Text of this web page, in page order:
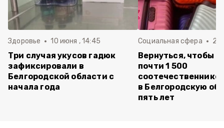
Здоровье 10 июня , 14:45
Три случая укусов гадюк
зафиксировали в
Белгородской области с
начала года
Социальная сфера 20
Вернуться, чтобы
почти 1 500
в Белгородскую
пять лет